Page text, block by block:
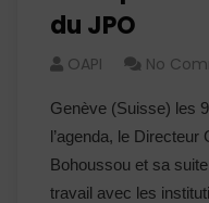
du JPO
OAPI No
Genève (Suisse) les
l’agenda, le Directeur
Bohoussou et sa
travail avec les